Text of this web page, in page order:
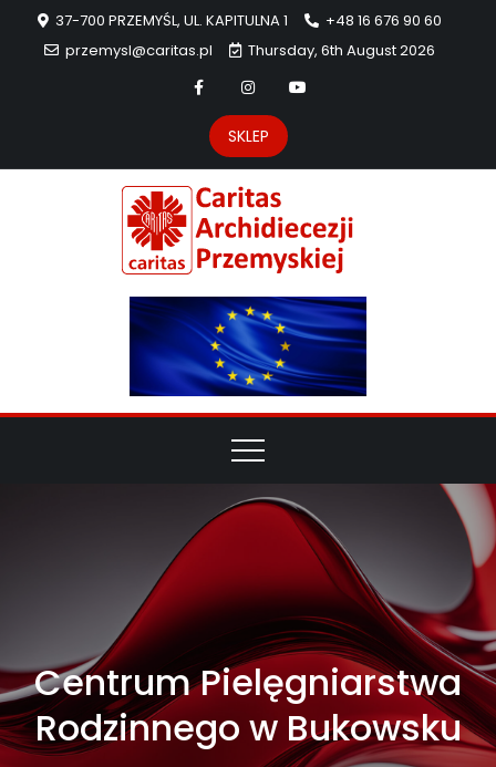
37-700 PRZEMYŚL, UL. KAPITULNA 1
+48 16 676 90 60
przemysl@caritas.pl
Thursday, 6th August 2026
SKLEP
Centrum Pielęgniarstwa
Rodzinnego w Bukowsku